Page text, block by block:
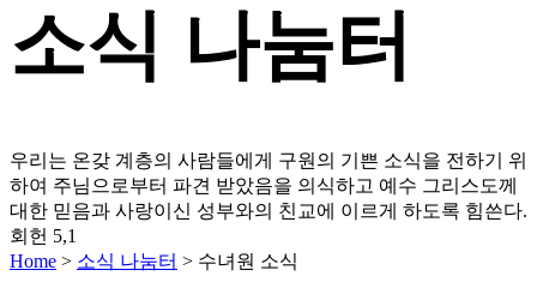
소식 나눔터
우리는 온갖 계층의 사람들에게 구원의 기쁜 소식을 전하기 위
하여 주님으로부터 파견 받았음을 의식하고 예수 그리스도께
대한 믿음과 사랑이신 성부와의 친교에 이르게 하도록 힘쓴다.
회헌 5,1
Home > 소식 나눔터 > 수녀원 소식